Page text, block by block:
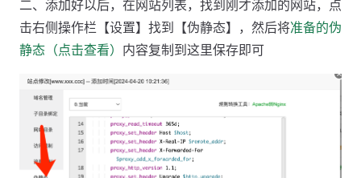
二、添加好以后，在网站列表，找到刚才添加的网站，点
击右侧操作栏【设置】找到【伪静态】，然后将准备的伪
静态（点击查看） 内容复制到这里保存即可